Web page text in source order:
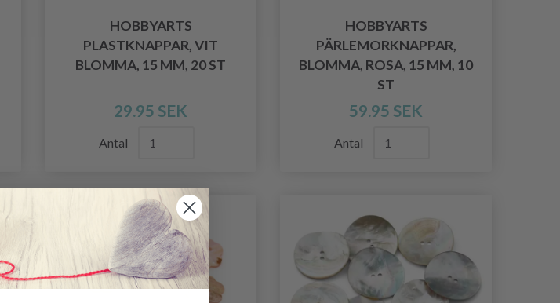
HOBBYARTS
PLASTKNAPPAR, VIT
BLOMMA, 15 MM, 20 ST
29.95 SEK
Antal
HOBBYARTS
PÄRLEMORKNAPPAR,
BLOMMA, ROSA, 15 MM, 10
ST
59.95 SEK
Antal